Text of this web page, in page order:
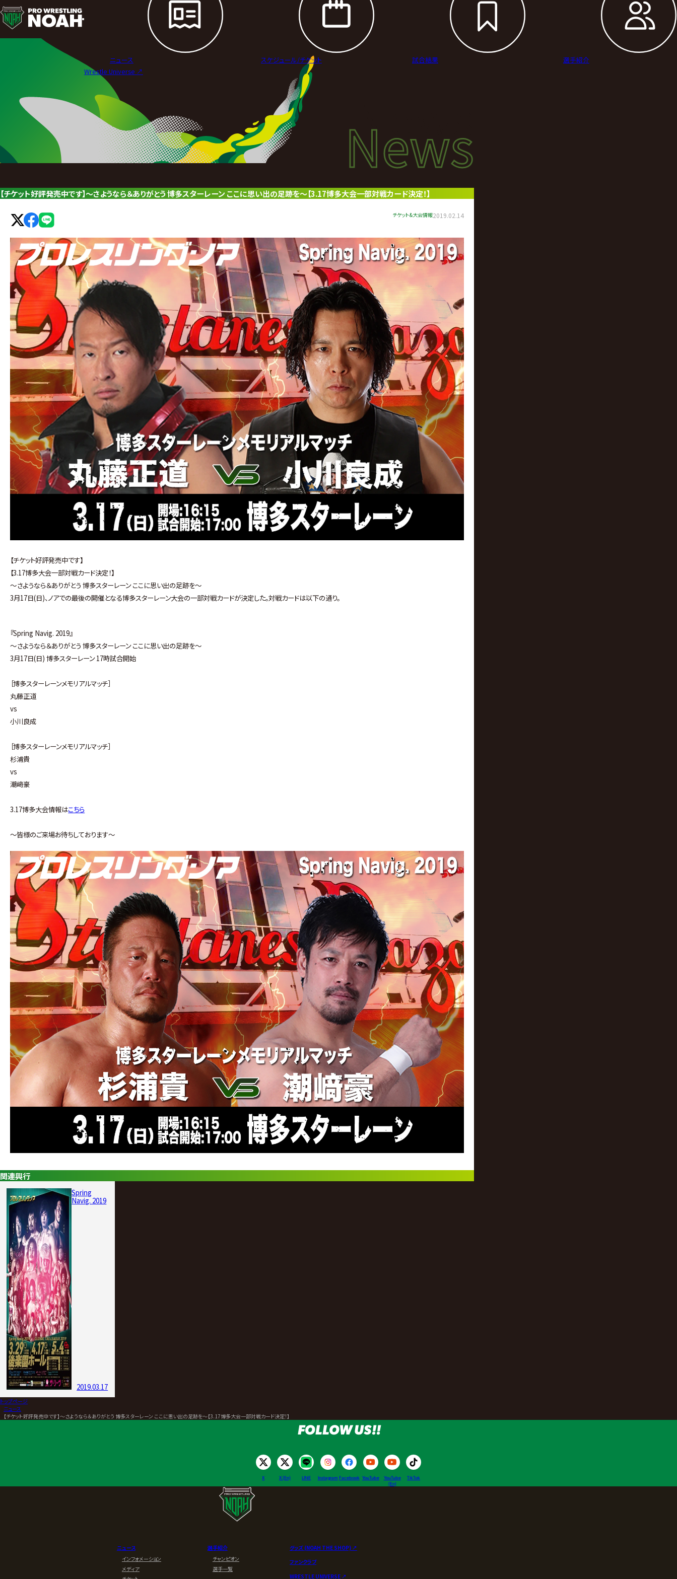
ニ
ュ
レ
ス
リ
グ・
ノ
ア
公
式
サ
イ
ト
ニュース スケジュール/チケット 試合結果
選手紹介
Wrestle Universe ↗︎
Newsニュース
News
【チケット好評発売中です】～さようなら＆ありがとう 博多スターレーン ここに思い出の足跡を～【3.17博多大会一部対戦カード決定！】
チケット&大会情報2019.02.14
【チケット好評発売中です】
【3.17博多大会一部対戦カード決定！】
～さようなら＆ありがとう 博多スターレーン ここに思い出の足跡を～
3月17日(日)、ノアでの最後の開催となる博多スターレーン大会の一部対戦カードが決定した。対戦カードは以下の通り。
『Spring Navig. 2019』
～さようなら＆ありがとう 博多スターレーン ここに思い出の足跡を～
3月17日(日) 博多スターレーン 17時試合開始
［博多スターレーンメモリアルマッチ］
丸藤正道
vs
小川良成
［博多スターレーンメモリアルマッチ］
杉浦貴
vs
潮﨑豪
3.17博多大会情報はこちら
～皆様のご来場お待ちしております～
関連興行
Spring
Navig. 2019
2019.03.17
トップページ
ニュース
【チケット好評発売中です】～さようなら＆ありがとう 博多スターレーン ここに思い出の足跡を～【3.17博多大会一部対戦カード決定！】
FOLLOW US!!
X X (En) LINE Instagram Facebook YouTube
YouTube
(En)
TikTok
ニュース
インフォメーション
メディア
選手紹介
チャンピオン
選手一覧
グッズ (NOAH THE SHOP) ↗︎
ファンクラブ
WRESTLE UNIVERSE ↗︎